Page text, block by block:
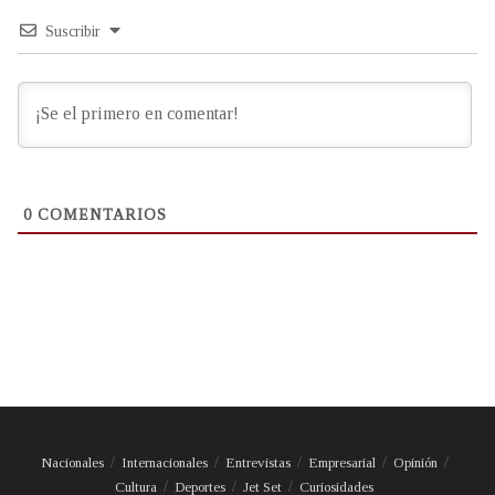
Suscribir
0 COMENTARIOS
Nacionales Internacionales Entrevistas Empresarial
Opinión
Cultura
Deportes Jet Set Curiosidades